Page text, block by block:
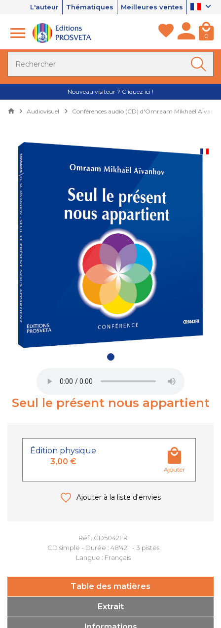
L'auteur Thématiques Meilleures ventes
0
Nouveau visiteur ? Cliquez ici !
Audiovisuel Conférences audio (CD) d'Omraam Mikhaël
Seul le présent nous appartient
Réf : CD5042FR
CD simple - Durée : 48'42'' - 3 pistes
Langue : Français
Édition physique
3,00 €
Ajouter
Ajouter à la liste d'envies
Table des matières
Extrait